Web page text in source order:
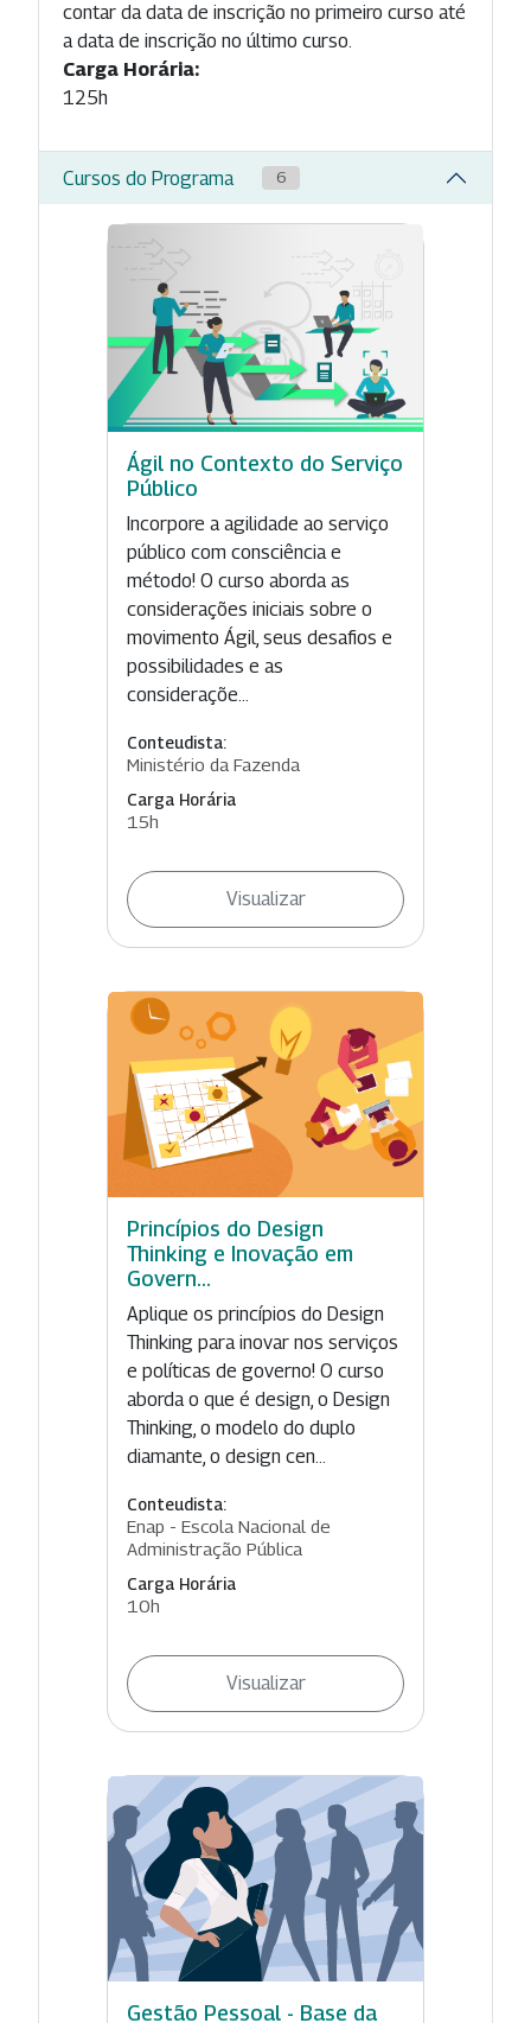
contar da data de inscrição no primeiro curso até
a data de inscrição no último curso.
Carga Horária:
125h
Cursos do Programa 6
Ágil no Contexto do Serviço
Público
Incorpore a agilidade ao serviço
público com consciência e
método! O curso aborda as
considerações iniciais sobre o
movimento Ágil, seus desafios e
possibilidades e as
consideraçõe...
Conteudista:
Ministério da Fazenda
Carga Horária
15h
Visualizar
Princípios do Design
Thinking e Inovação em
Govern...
Aplique os princípios do Design
Thinking para inovar nos serviços
e políticas de governo! O curso
aborda o que é design, o Design
Thinking, o modelo do duplo
diamante, o design cen...
Conteudista:
Enap - Escola Nacional de
Administração Pública
Carga Horária
10h
Visualizar
Gestão Pessoal - Base da